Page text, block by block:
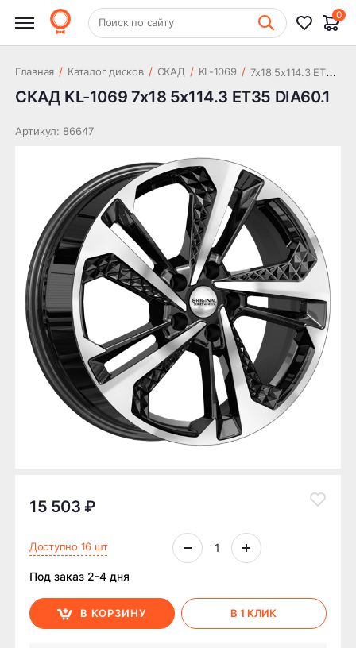
+7 (831) 261-35-35 Шиномонтаж
Поиск по сайту
0
Главная / Каталог дисков / СКАД / KL-1069 / 7
x18 5x114.3 ET35 DIA60.1
СКАД KL-1069 7x18 5x114.3 ET35 DIA60.1
Артикул: 86647
15 503 ₽
Доступно 16 шт
Под заказ 2-4 дня
В КОРЗИНУ В 1 КЛИК